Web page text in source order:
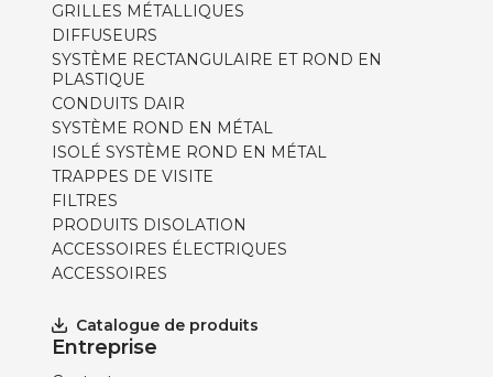
GRILLES MÉTALLIQUES
DIFFUSEURS
SYSTÈME RECTANGULAIRE ET ROND EN
PLASTIQUE
CONDUITS DAIR
SYSTÈME ROND EN MÉTAL
ISOLÉ SYSTÈME ROND EN MÉTAL
TRAPPES DE VISITE
FILTRES
PRODUITS DISOLATION
ACCESSOIRES ÉLECTRIQUES
ACCESSOIRES
Catalogue de produits
Entreprise